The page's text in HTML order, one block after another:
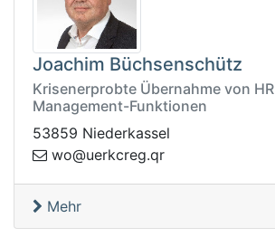
Joachim Büchsenschütz
Krisenerprobte Übernahme von HR
Management-Funktionen
53859 Niederkassel
rq.gerckr
eu@ow
Mehr